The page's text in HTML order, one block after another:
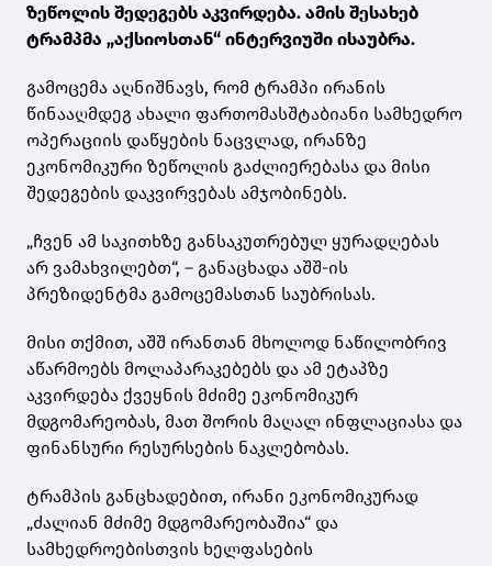
ზეწოლის შედეგებს აკვირდება. ამის შესახებ
ტრამპმა „აქსიოსთან“ ინტერვიუში ისაუბრა.
გამოცემა აღნიშნავს, რომ ტრამპი ირანის
წინააღმდეგ ახალი ფართომასშტაბიანი სამხედრო
ოპერაციის დაწყების ნაცვლად, ირანზე
ეკონომიკური ზეწოლის გაძლიერებასა და მისი
შედეგების დაკვირვებას ამჯობინებს.
„ჩვენ ამ საკითხზე განსაკუთრებულ ყურადღებას
არ ვამახვილებთ“, – განაცხადა აშშ-ის
პრეზიდენტმა გამოცემასთან საუბრისას.
მისი თქმით, აშშ ირანთან მხოლოდ ნაწილობრივ
აწარმოებს მოლაპარაკებებს და ამ ეტაპზე
აკვირდება ქვეყნის მძიმე ეკონომიკურ
მდგომარეობას, მათ შორის მაღალ ინფლაციასა და
ფინანსური რესურსების ნაკლებობას.
ტრამპის განცხადებით, ირანი ეკონომიკურად
„ძალიან მძიმე მდგომარეობაშია“ და
სამხედროებისთვის ხელფასების